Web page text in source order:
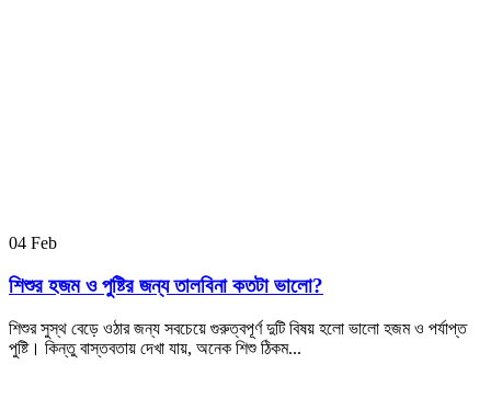
04 Feb
শিশুর হজম ও পুষ্টির জন্য তালবিনা কতটা ভালো?
শিশুর সুস্থ বেড়ে ওঠার জন্য সবচেয়ে গুরুত্বপূর্ণ দুটি বিষয় হলো ভালো হজম ও পর্যাপ্ত
পুষ্টি। কিন্তু বাস্তবতায় দেখা যায়, অনেক শিশু ঠিকম...